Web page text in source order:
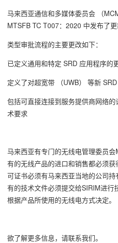
马来西亚通信和多媒体委员会 （
MTSFB TC T007：2020 中发布了更
类型审批流程的主要更改如下：
已定义通用和特定 SRD 应用程序的
定义了对超宽带 （UWB） 等新
包括可直接连接到服务提供商网络
术要求
马来西亚有专门的无线电管理委员
有的无线产品的进口和销售都必须
可证书必须有马来西亚当地的公司
有的技术文件必须提交给SIRIM进行
根据产品所使用的无线电方式决定。
欲了解更多信息，请联系我们。